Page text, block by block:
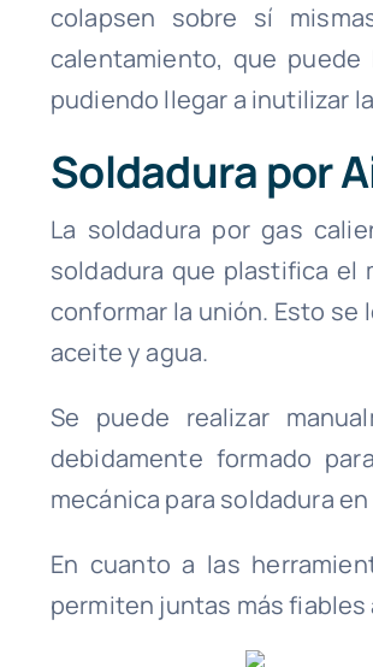
colapsen sobre sí
calentamiento, que
pudiendo llegar a inutilizar
Soldadura por
La soldadura por gas
soldadura que plastifica el
conformar la unión. Esto
aceite y agua.
Se puede realizar
debidamente formado
mecánica para soldadura
En cuanto a las
permiten juntas más